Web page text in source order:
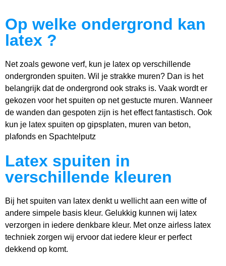
Op welke ondergrond kan
latex ?​
Net zoals gewone verf, kun je latex op verschillende
ondergronden spuiten. Wil je strakke muren? Dan is het
belangrijk dat de ondergrond ook straks is. Vaak wordt er
gekozen voor het spuiten op net gestucte muren. Wanneer
de wanden dan gespoten zijn is het effect fantastisch. Ook
kun je latex spuiten op gipsplaten, muren van beton,
plafonds en Spachtelputz
Latex spuiten in
verschillende kleuren
Bij het spuiten van latex denkt u wellicht aan een witte of
andere simpele basis kleur. Gelukkig kunnen wij latex
verzorgen in iedere denkbare kleur. Met onze airless latex
techniek zorgen wij ervoor dat iedere kleur er perfect
dekkend op komt.